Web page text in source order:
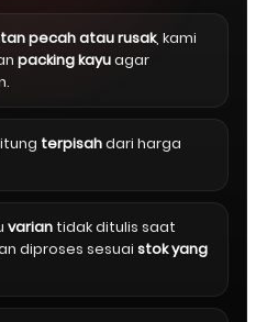
pecah atau rusak, kami
packing kayuagar
terpisahdari harga
varian tidak ditulis saat
diproses sesuai stok yang